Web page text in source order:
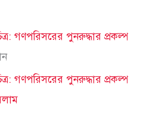
গণপরিসরের পুনরুদ্ধার প্রকল্প
গণপরিসরের পুনরুদ্ধার প্রকল্প